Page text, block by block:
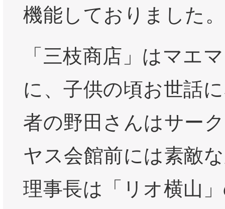
機能しておりました。
「三枝商店」はマエ
に、子供の頃お世話
者の野田さんはサー
ヤス会館前には素敵
理事長は「リオ横山